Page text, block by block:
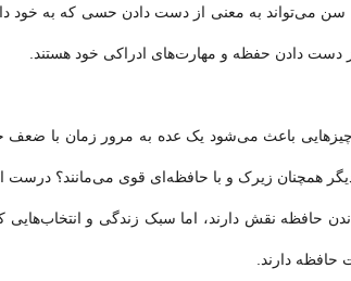
سن می‌تواند به معنی از دست دادن حسی که به خود
دست دادن حفظه و مهارت‌های ادراکی خود هستند.
باعث می‌شود یک عده به مرور زمان با ضعف
همچنان زیرک و با حافظه‌ای قوی می‌مانند؟
حافظه نقش دارند، اما سبک زندگی و
حافظه دارند.